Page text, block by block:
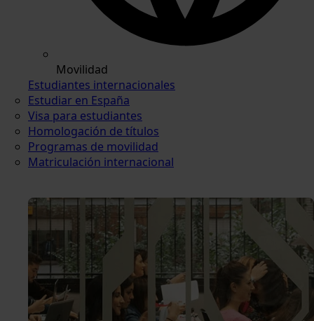
Movilidad
Estudiantes internacionales
Estudiar en España
Visa para estudiantes
Homologación de títulos
Programas de movilidad
Matriculación internacional